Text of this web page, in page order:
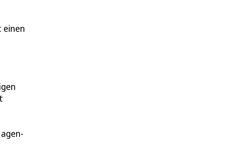
einen